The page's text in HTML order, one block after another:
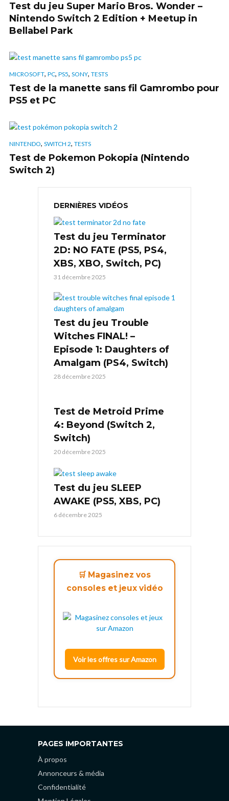
Test du jeu Super Mario Bros. Wonder –
Nintendo Switch 2 Edition + Meetup in
Bellabel Park
MICROSOFT, PC, PS5, SONY, TESTS
Test de la manette sans fil Gamrombo pour
PS5 et PC
NINTENDO, SWITCH 2, TESTS
Test de Pokemon Pokopia (Nintendo
Switch 2)
DERNIÈRES VIDÉOS
Test du jeu Terminator
2D: NO FATE (PS5, PS4,
XBS, XBO, Switch, PC)
31 décembre 2025
Test du jeu Trouble
Witches FINAL! –
Episode 1: Daughters of
Amalgam (PS4, Switch)
28 décembre 2025
Test de Metroid Prime
4: Beyond (Switch 2,
Switch)
20 décembre 2025
Test du jeu SLEEP
AWAKE (PS5, XBS, PC)
6 décembre 2025
🛒 Magasinez vos
consoles et jeux vidéo
Voir les offres sur Amazon
PAGES IMPORTANTES
À propos
Annonceurs & média
Confidentialité